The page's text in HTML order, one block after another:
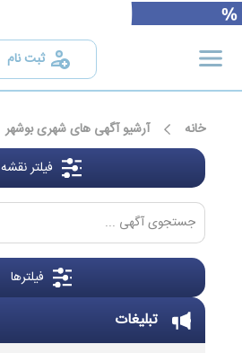
ثبت نام
خانه آرشیو آگهی های شهری بوشهر
فیلتر نقشه
فیلترها
تبلیغات